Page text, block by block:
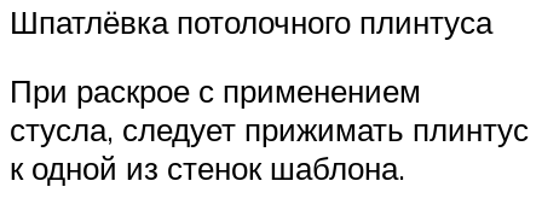
Шпатлёвка потолочного плинтуса
При раскрое с применением
стусла, следует прижимать плинтус
к одной из стенок шаблона.